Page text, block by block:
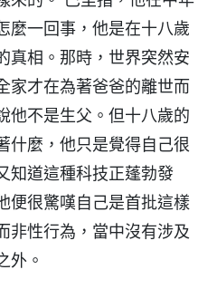
麼一回事，他是在十八歲
真相。那時，世界突然安
家才在為著爸爸的離世而
他不是生父。但十八歲的
什麼，他只是覺得自己很
知道這種科技正蓬勃發
便很驚嘆自己是首批這樣
非性行為，當中沒有涉及
外。